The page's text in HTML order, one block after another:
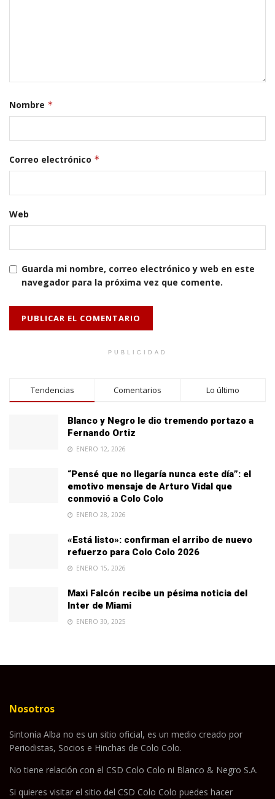
Nombre *
Correo electrónico *
Web
Guarda mi nombre, correo electrónico y web en este
navegador para la próxima vez que comente.
PUBLICIDAD
Tendencias Comentarios Lo último
Blanco y Negro le dio tremendo portazo a
Fernando Ortiz
ENERO 12, 2026
“Pensé que no llegaría nunca este día”: el
emotivo mensaje de Arturo Vidal que
conmovió a Colo Colo
ENERO 28, 2026
«Está listo»: confirman el arribo de nuevo
refuerzo para Colo Colo 2026
ENERO 15, 2026
Maxi Falcón recibe un pésima noticia del
Inter de Miami
ENERO 30, 2025
Nosotros
Sintonía Alba no es un sitio oficial, es un medio creado por
Periodistas, Socios e Hinchas de Colo Colo.
No tiene relación con el CSD Colo Colo ni Blanco & Negro S.A.
Si quieres visitar el sitio del CSD Colo Colo puedes hacer